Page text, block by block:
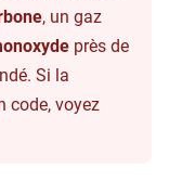
, un gaz
près de
Si la
code, voyez